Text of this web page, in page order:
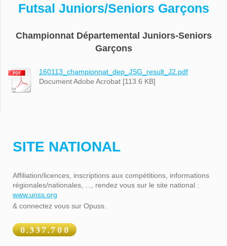
Futsal Juniors/Seniors Garçons
Championnat Départemental Juniors-Seniors
Garçons
160113_championnat_dep_JSG_result_J2.pdf
Document Adobe Acrobat [113.6 KB]
SITE NATIONAL
Affiliation/licences, inscriptions aux compétitions, informations
régionales/nationales, ..., rendez vous sur le site national :
www.unss.org
& connectez vous sur Opuss.